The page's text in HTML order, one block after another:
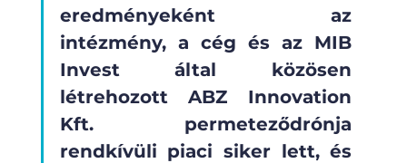
eredményeként az
intézmény, a cég és az MIB
Invest által közösen
létrehozott ABZ Innovation
Kft. permeteződrónja
rendkívüli piaci siker lett, és